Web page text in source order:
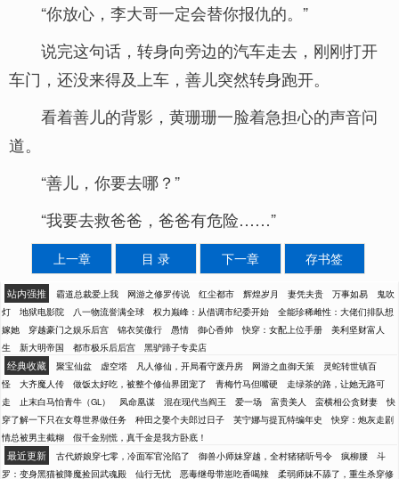
“你放心，李大哥一定会替你报仇的。”
说完这句话，转身向旁边的汽车走去，刚刚打开
车门，还没来得及上车，善儿突然转身跑开。
看着善儿的背影，黄珊珊一脸着急担心的声音问
道。
“善儿，你要去哪？”
“我要去救爸爸，爸爸有危险……”
上一章 目 录 下一章 存书签
站内强推 霸道总裁爱上我 网游之修罗传说 红尘都市 辉煌岁月 妻凭夫贵 万事如易
鬼吹
灯
地狱电影院 八一物流誉满全球 权力巅峰：从借调市纪委开始
全能珍稀雌性：大佬们排队想
嫁她
穿越豪门之娱乐后宫 锦衣笑傲行 愚情 御心香帅 快穿：女配上位手册
美利坚财富人
生
新大明帝国 都市极乐后后宫 黑驴蹄子专卖店
经典收藏 聚宝仙盆 虚空塔 凡人修仙，开局看守废丹房 网游之血御天策
灵蛇转世镇百
怪
大齐魔人传 做饭太好吃，被整个修仙界团宠了 青梅竹马但嘴硬
走绿茶的路，让她无路可
走
止末白马怕青牛（GL） 凤命凰谋 混在现代当阎王 爱一场 富贵美人 蛮横相公贪财妻
快
穿了解一下只在女尊世界做任务
种田之娶个夫郎过日子 芙宁娜与提瓦特编年史
快穿：炮灰走剧
情总被男主截糊
假千金别慌，真千金是我方卧底！
最近更新 古代娇娘穿七零，冷面军官沦陷了 御兽小师妹穿越，全村猪猪听号令 疯柳腰
斗
罗：变身黑猫被降魔捡回武魂殿
仙行无忧 恶毒继母带崽吃香喝辣 柔弱师妹不舔了，重生杀穿修